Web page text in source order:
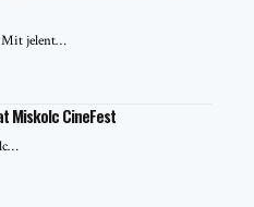
Mit jelent…
Miskolc CineFest